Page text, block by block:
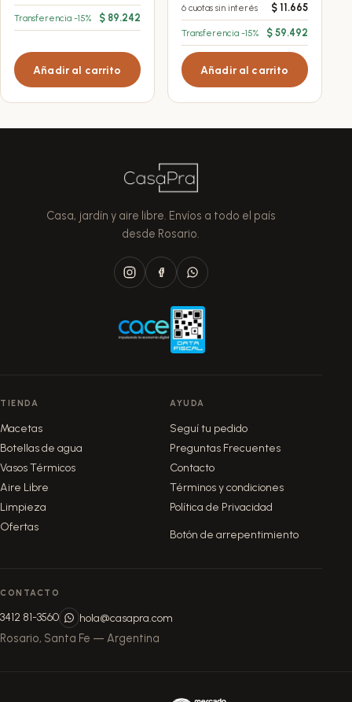
Transferencia -15% $ 89.242
Añadir al carrito
6 cuotas sin interés $11.665
Transferencia -15% $59.492
Añadir al carrito
Casa, jardín y aire libre. Envíos a todo el país
desde Rosario.
TIENDA
Macetas
Botellas de agua
Vasos Térmicos
Aire Libre
Limpieza
Ofertas
AYUDA
Seguí tu pedido
Preguntas Frecuentes
Contacto
Términos y condiciones
Política de Privacidad
Botón de arrepentimiento
CONTACTO
3412 81-3560 hola@casapra.com
Rosario, Santa Fe — Argentina